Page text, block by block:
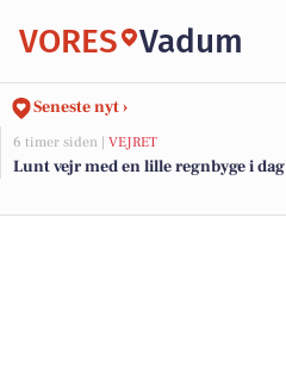
VORES Vadum
Seneste nyt ›
6 timer siden | VEJRET
Lunt vejr med en lille regnbyge i dag